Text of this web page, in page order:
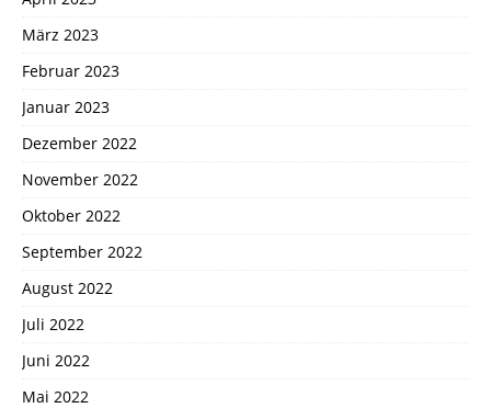
März 2023
Februar 2023
Januar 2023
Dezember 2022
November 2022
Oktober 2022
September 2022
August 2022
Juli 2022
Juni 2022
Mai 2022